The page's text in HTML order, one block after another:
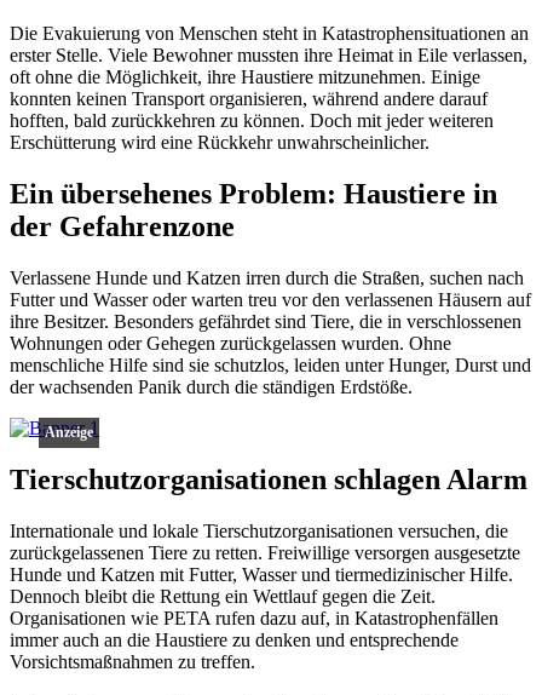
Die Evakuierung von Menschen steht in Katastrophensituationen an
erster Stelle. Viele Bewohner mussten ihre Heimat in Eile verlassen,
oft ohne die Möglichkeit, ihre Haustiere mitzunehmen. Einige
konnten keinen Transport organisieren, während andere darauf
hofften, bald zurückkehren zu können. Doch mit jeder weiteren
Erschütterung wird eine Rückkehr unwahrscheinlicher.
Ein übersehenes Problem: Haustiere in
der Gefahrenzone
Verlassene Hunde und Katzen irren durch die Straßen, suchen nach
Futter und Wasser oder warten treu vor den verlassenen Häusern auf
ihre Besitzer. Besonders gefährdet sind Tiere, die in verschlossenen
Wohnungen oder Gehegen zurückgelassen wurden. Ohne
menschliche Hilfe sind sie schutzlos, leiden unter Hunger, Durst und
der wachsenden Panik durch die ständigen Erdstöße.
Anzeige
Tierschutzorganisationen schlagen Alarm
Internationale und lokale Tierschutzorganisationen versuchen, die
zurückgelassenen Tiere zu retten. Freiwillige versorgen ausgesetzte
Hunde und Katzen mit Futter, Wasser und tiermedizinischer Hilfe.
Dennoch bleibt die Rettung ein Wettlauf gegen die Zeit.
Organisationen wie PETA rufen dazu auf, in Katastrophenfällen
immer auch an die Haustiere zu denken und entsprechende
Vorsichtsmaßnahmen zu treffen.